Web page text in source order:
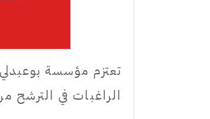
تعتزم مؤسسة
الراغبات في الترشح